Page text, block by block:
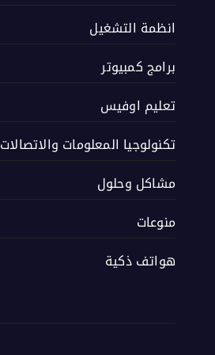
انظمة التشغيل
برامج كمبيوتر
تعليم اوفيس
تكنولوجيا المعلومات والاتصالات
مشاكل وحلول
منوعات
هواتف ذكية